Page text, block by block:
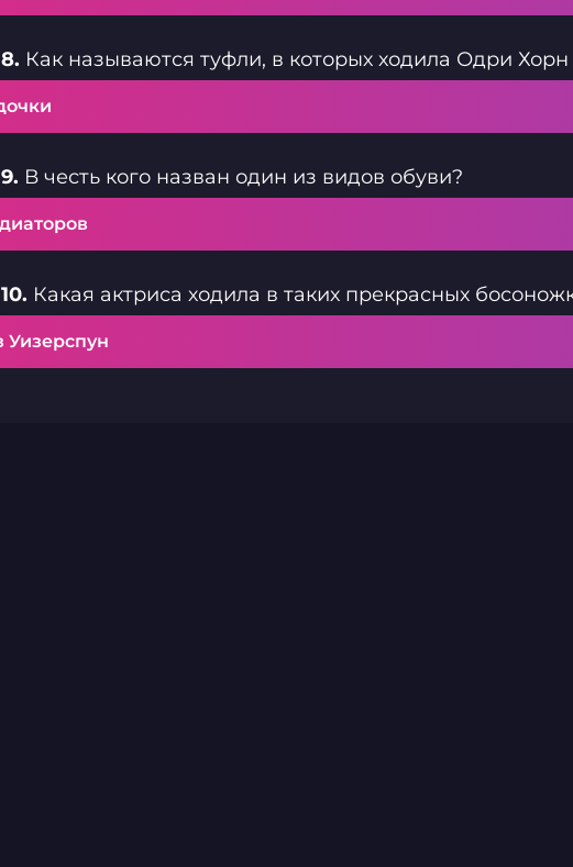
Как называются туфли, в которых ходила Одри Хорн
В честь кого назван один из видов обуви?
Какая актриса ходила в таких прекрасных
Уизерспун